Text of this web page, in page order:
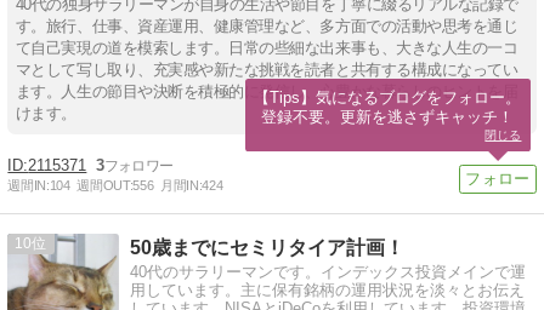
40代の独身サラリーマンが自身の生活や節目を丁寧に綴るリアルな記録で
す。旅行、仕事、資産運用、健康管理など、多方面での活動や思考を通じ
て自己実現の道を模索します。日常の些細な出来事も、大きな人生の一コ
マとして写し取り、充実感や新たな挑戦を読者と共有する構成になってい
ます。人生の節目や決断を積極的に発信し、心豊かな暮らしのヒントを届
けます。
2115371 3
週間IN:104 週間OUT:556 月間IN:424
10 50歳までにセミリタイア計画！
40代のサラリーマンです。インデックス投資メインで運
用しています。主に保有銘柄の運用状況を淡々とお伝え
【Tips】気になるブログをフォロー。
登録不要。更新を逃さずキャッチ！
閉じる